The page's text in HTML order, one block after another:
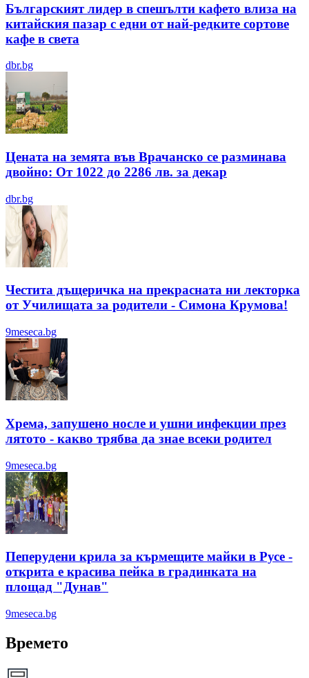
Българският лидер в спешълти кафето влиза на
китайския пазар с едни от най-редките сортове
кафе в света
dbr.bg
Цената на земята във Врачанско се разминава
двойно: От 1022 до 2286 лв. за декар
dbr.bg
Честита дъщеричка на прекрасната ни лекторка
от Училищата за родители - Симона Крумова!
9meseca.bg
Хрема, запушено носле и ушни инфекции през
лятотo - какво трябва да знае всеки родител
9meseca.bg
Пеперудени крила за кърмещите майки в Русе -
открита е красива пейка в градинката на
площад "Дунав"
9meseca.bg
Времето